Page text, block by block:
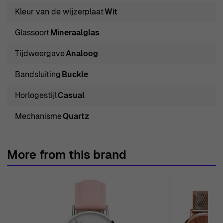
verzekert het Orphelia Fashion 'Suede' horloge een
accessoire die geschikt is voor verschillende
gelegenheden, van casual brunches tot avonduitjes. Dit
statement van stijl en gratie, gemaakt voor de moderne
vrouw die luxe en dagelijks comfort omarmt.
bij Ormoda
exclusieve voordelen die je winkelervaring naar een
hoger niveau tillen. Geniet van gratis express levering
uitproberen van nieuwe accessoires tijd kan kosten,
daarom bieden we een retourbeleid van 30 dagen aan,
Kleur van de wijzerplaatWit
GlassoortMineraalglas
TijdweergaveAnaloog
Bandsluiting Buckle
HorlogestijlCasual
MechanismeQuartz
More from this brand